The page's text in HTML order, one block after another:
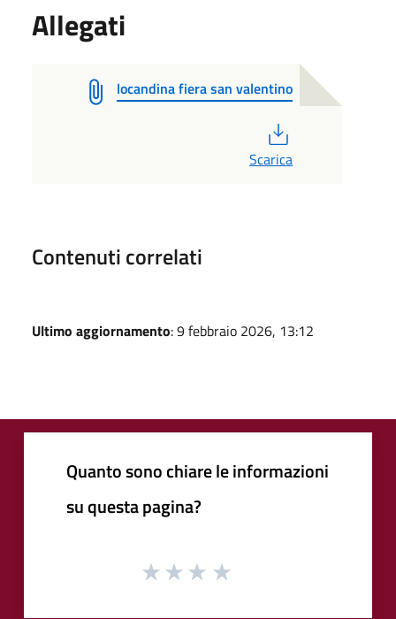
Allegati
locandina fiera san valentino
Scarica
Contenuti correlati
Ultimo aggiornamento: 9 febbraio 2026, 13:12
Quanto sono chiare le informazioni
su questa pagina?